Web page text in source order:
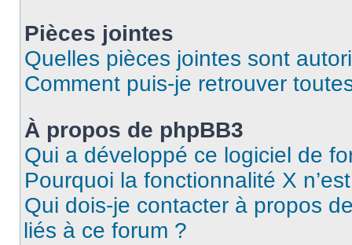
Pièces jointes
Quelles pièces jointes sont
Comment puis-je retrouver
À propos de phpBB3
Qui a développé ce logiciel de
Pourquoi la fonctionnalité X
Qui dois-je contacter à propos
liés à ce forum ?